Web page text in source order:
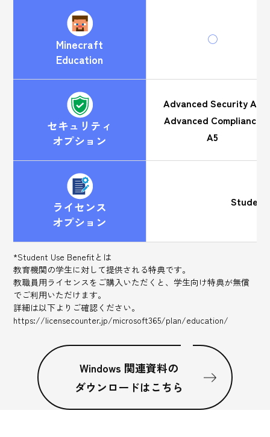
Minecraft
Education
◯
セキュリティ
オプション
Advanced Security A5
Advanced Compliance
A5
ライセンス
オプション
Student
*Student Use Benefitとは
教育機関の学生に対して提供される特典です。
教職員用ライセンスをご購入いただくと、学生向け特典が無償
でご利用いただけます。
詳細は以下よりご確認ください。
https://licensecounter.jp/microsoft365/plan/education/
Windows 関連資料の
ダウンロードはこちら